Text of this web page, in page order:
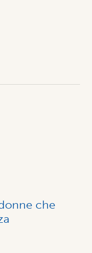
che